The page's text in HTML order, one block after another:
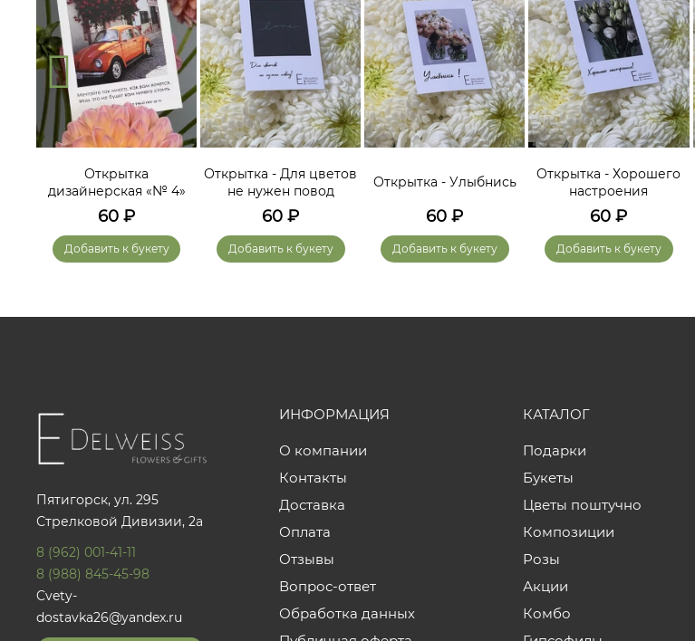
Открытка
дизайнерская «№ 4»
60 ₽
Добавить к букету
Открытка - Для цветов
не нужен повод
60 ₽
Добавить к букету
Открытка - Улыбнись
60 ₽
Добавить к букету
Открытка - Хорошего
настроения
60 ₽
Добавить к букету
Пятигорск, ул. 295
Стрелковой Дивизии, 2а
8 (962) 001-41-11
8 (988) 845-45-98
Cvety-
dostavka26@yandex.ru
ИНФОРМАЦИЯ
О компании
Контакты
Доставка
Оплата
Отзывы
Вопрос-ответ
Обработка данных
КАТАЛОГ
Подарки
Букеты
Цветы поштучно
Композиции
Розы
Акции
Комбо